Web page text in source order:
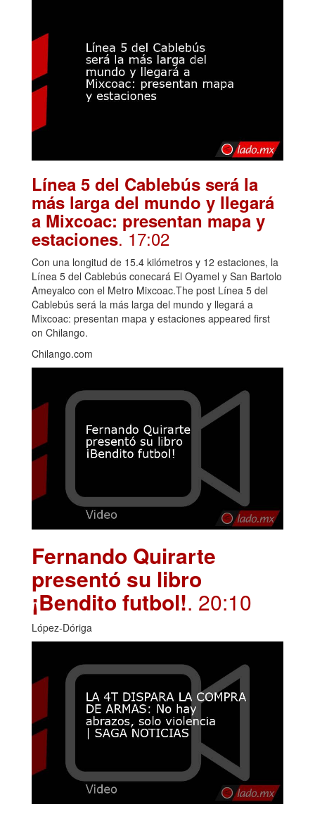
Línea 5 del Cablebús será la
más larga del mundo y llegará
a Mixcoac: presentan mapa y
estaciones. 17:02
Con una longitud de 15.4 kilómetros y 12 estaciones, la
Línea 5 del Cablebús conecará El Oyamel y San Bartolo
Ameyalco con el Metro Mixcoac.The post Línea 5 del
Cablebús será la más larga del mundo y llegará a
Mixcoac: presentan mapa y estaciones appeared first
on Chilango.
Chilango.com
Fernando Quirarte
presentó su libro
¡Bendito futbol!. 20:10
López-Dóriga